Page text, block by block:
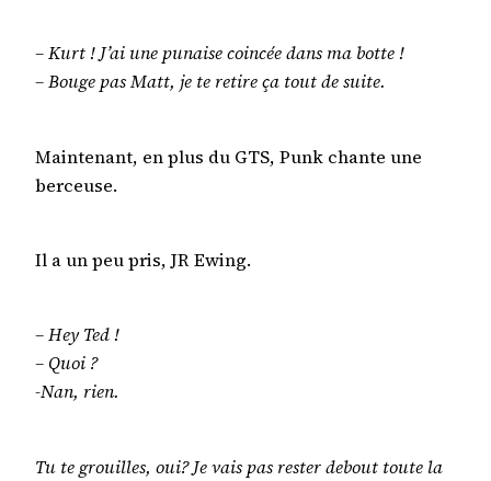
– Kurt ! J’ai une punaise coincée dans ma botte !
– Bouge pas Matt, je te retire ça tout de suite.
Maintenant, en plus du GTS, Punk chante une
berceuse.
Il a un peu pris, JR Ewing.
– Hey Ted !
– Quoi ?
-Nan, rien.
Tu te grouilles, oui? Je vais pas rester debout toute la